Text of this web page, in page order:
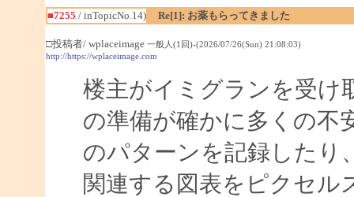
■7255 / inTopicNo.14) Re[1]: お薬もらってきました
□投稿者/ wplaceimage 一般人(1回)-(2026/07/26(Sun) 21:08:03)
http://https://wplaceimage.com
楼主がイミグランを受け
の準備が確かに多くの不
のパターンを記録したり
関連する図表をピクセル